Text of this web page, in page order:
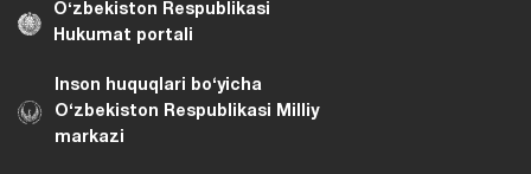
Oʻzbekiston Respublikasi
Hukumat portali
Inson huquqlari bo‘yicha
O‘zbekiston Respublikasi Milliy
markazi